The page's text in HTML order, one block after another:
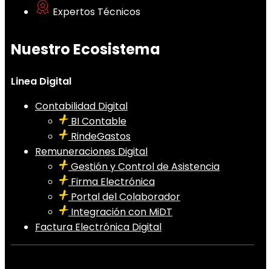
Expertos Técnicos
Nuestro Ecosistema
Linea Digital
Contabilidad Digital
BI Contable
RindeGastos
Remuneraciones Digital
Gestión y Control de Asistencia
Firma Electrónica
Portal del Colaborador
Integración con MiDT
Factura Electrónica Digital